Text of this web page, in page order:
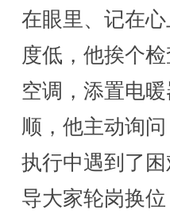
在眼里、记在
度低，他挨个
空调，添置电
顺，他主动询
执行中遇到了
导大家轮岗换